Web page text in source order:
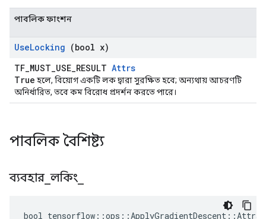
পাবলিক ফাংশন
UseLocking (bool x)
TF_MUST_USE_RESULT Attrs
True হলে, বিয়োগ একটি লক দ্বারা সুরক্ষিত হবে; অন্যথায় আচরণটি
অনির্ধারিত, তবে কম বিরোধ প্রদর্শন করতে পারে।
পাবলিক বৈশিষ্ট্য
ব্যবহার _লকিং
bool